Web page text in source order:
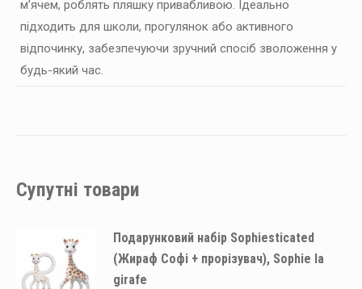
м’ячем, роблять пляшку привабливою. Ідеально
підходить для школи, прогулянок або активного
відпочинку, забезпечуючи зручний спосіб зволоження у
будь-який час.
Супутні товари
Подарунковий набір Sophiesticated
(Жираф Софі + прорізувач), Sophie la
girafe